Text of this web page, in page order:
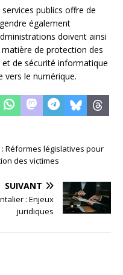
publics offre de
également
doivent ainsi
de protection des
et de sécurité informatique
vers le numérique.
Réformes législatives pour
des victimes
SUIVANT
: Enjeux
juridiques